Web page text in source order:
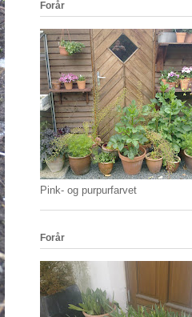
Forår
Pink- og purpurfarvet
Forår